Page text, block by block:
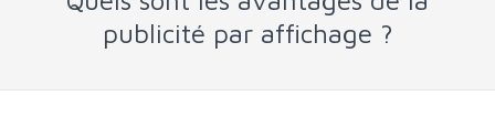
publicité par affichage ?